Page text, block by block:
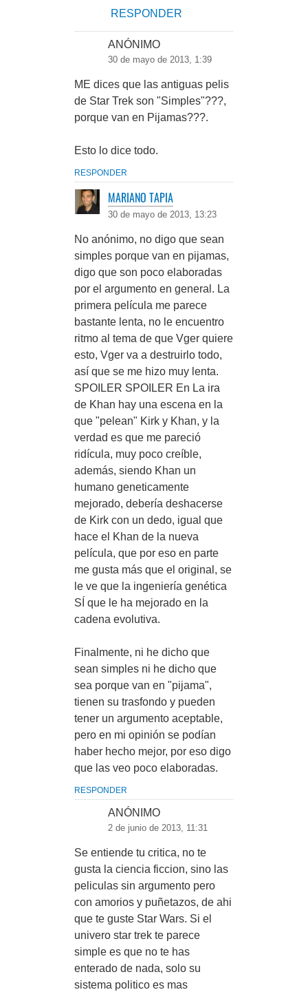
RESPONDER
ANÓNIMO
30 de mayo de 2013, 1:39
ME dices que las antiguas pelis
de Star Trek son "Simples"???,
porque van en Pijamas???.
Esto lo dice todo.
RESPONDER
MARIANO TAPIA
30 de mayo de 2013, 13:23
No anónimo, no digo que sean
simples porque van en pijamas,
digo que son poco elaboradas
por el argumento en general. La
primera película me parece
bastante lenta, no le encuentro
ritmo al tema de que Vger quiere
esto, Vger va a destruirlo todo,
así que se me hizo muy lenta.
SPOILER SPOILER En La ira
de Khan hay una escena en la
que "pelean" Kirk y Khan, y la
verdad es que me pareció
ridícula, muy poco creíble,
además, siendo Khan un
humano geneticamente
mejorado, debería deshacerse
de Kirk con un dedo, igual que
hace el Khan de la nueva
película, que por eso en parte
me gusta más que el original, se
le ve que la ingeniería genética
SÍ que le ha mejorado en la
cadena evolutiva.
Finalmente, ni he dicho que
sean simples ni he dicho que
sea porque van en "pijama",
tienen su trasfondo y pueden
tener un argumento aceptable,
pero en mi opinión se podían
haber hecho mejor, por eso digo
que las veo poco elaboradas.
RESPONDER
ANÓNIMO
2 de junio de 2013, 11:31
Se entiende tu critica, no te
gusta la ciencia ficcion, sino las
peliculas sin argumento pero
con amorios y puñetazos, de ahi
que te guste Star Wars. Si el
univero star trek te parece
simple es que no te has
enterado de nada, solo su
sistema politico es mas